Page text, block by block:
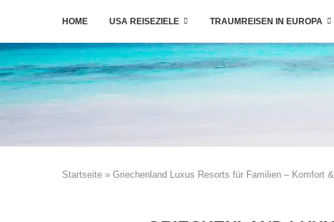
HOME USA REISEZIELE TRAUMREISEN IN EUROPA
Startseite » Griechenland Luxus Resorts für Familien – Komfort